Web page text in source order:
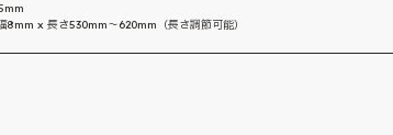
8mm x 長さ530mm～620mm（長さ調節可能）